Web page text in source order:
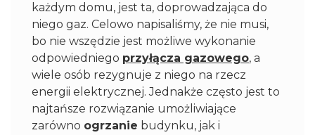
każdym domu, jest ta, doprowadzająca do
niego gaz. Celowo napisaliśmy, że nie musi,
bo nie wszędzie jest możliwe wykonanie
odpowiedniego przyłącza gazowego, a
wiele osób rezygnuje z niego na rzecz
energii elektrycznej. Jednakże często jest to
najtańsze rozwiązanie umożliwiające
zarówno ogrzanie budynku, jak i